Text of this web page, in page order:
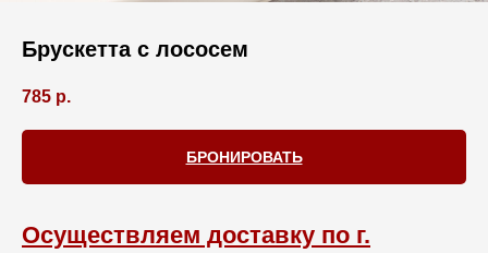
Брускетта с лососем
785 р.
БРОНИРОВАТЬ
Осуществляем доставку по г.